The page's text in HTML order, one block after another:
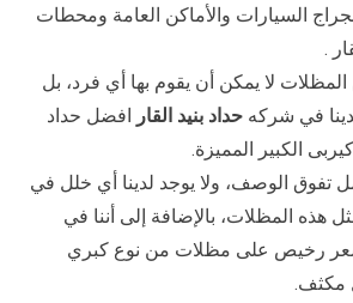
السيارات والأماكن العامة ومحطات
.
لا يمكن أن يقوم بها أي فرد، بل
في شركه حداد بنيد القار افضل حداد
الكبير المميزة.
تفوق الوصف، ولا يوجد لدينا أي خلل في
هذه المظلات، بالإضافة إلى أننا في
رخيص على مظلات من نوع كبري
مكثف.